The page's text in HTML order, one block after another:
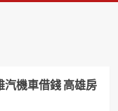
汽機車借錢 高雄房